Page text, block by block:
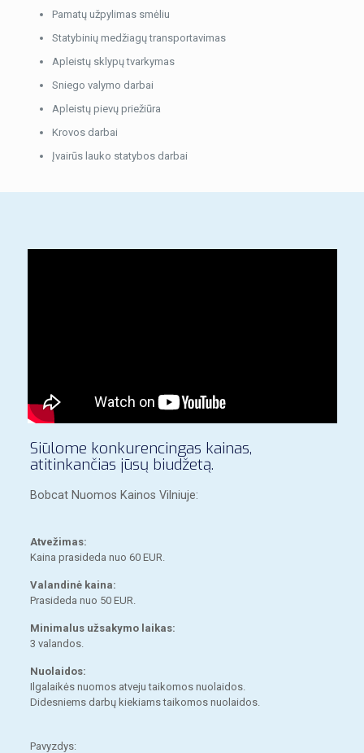
Pamatų užpylimas smėliu
Statybinių medžiagų transportavimas
Apleistų sklypų tvarkymas
Sniego valymo darbai
Apleistų pievų priežiūra
Krovos darbai
Įvairūs lauko statybos darbai
Siūlome konkurencingas kainas,
atitinkančias jūsų biudžetą.
Bobcat Nuomos Kainos Vilniuje:
Atvežimas:
Kaina prasideda nuo 60 EUR.
Valandinė kaina:
Prasideda nuo 50 EUR.
Minimalus užsakymo laikas:
3 valandos.
Nuolaidos:
Ilgalaikės nuomos atveju taikomos nuolaidos.
Didesniems darbų kiekiams taikomos nuolaidos.
Pavyzdys: